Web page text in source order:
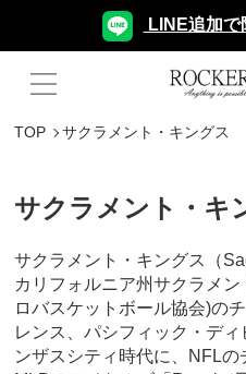
LINE追加で
TOP サクラメント・キングス
サクラメント・キ
サクラメント・キングス（
カリフォルニア州サクラメ
ロバスケットボール協会)の
レンス、パシフィック・デ
ンザスシティ時代に、NFLの